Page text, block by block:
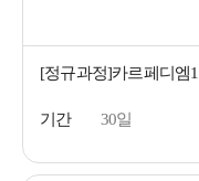
[정규과정]카르페디엠1
기간 30일